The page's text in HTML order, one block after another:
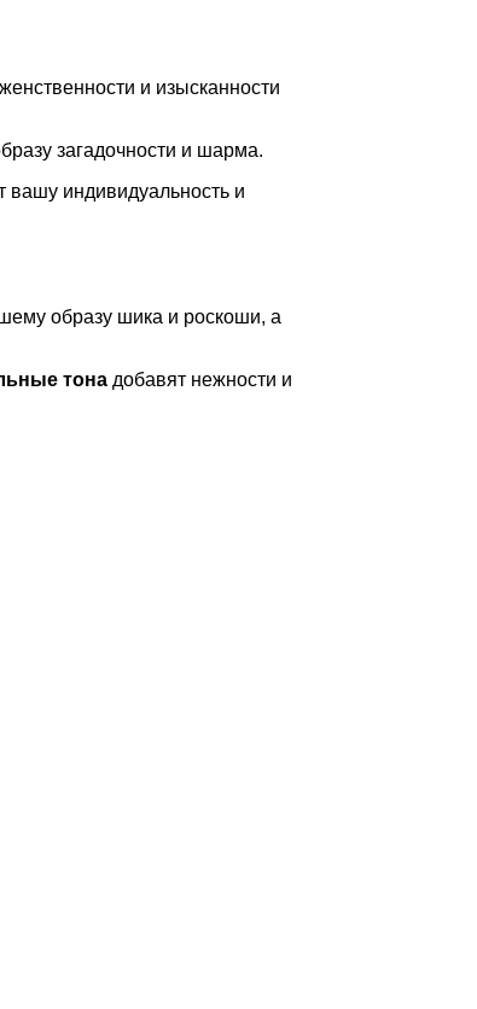
и изысканности
загадочности и шарма.
вашу индивидуальность и
образу шика и роскоши, а
тона добавят нежности и